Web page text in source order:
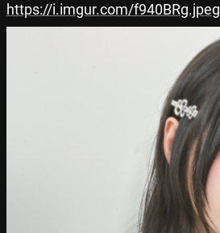
https://i.imgur.com/f940BRg.jpeg